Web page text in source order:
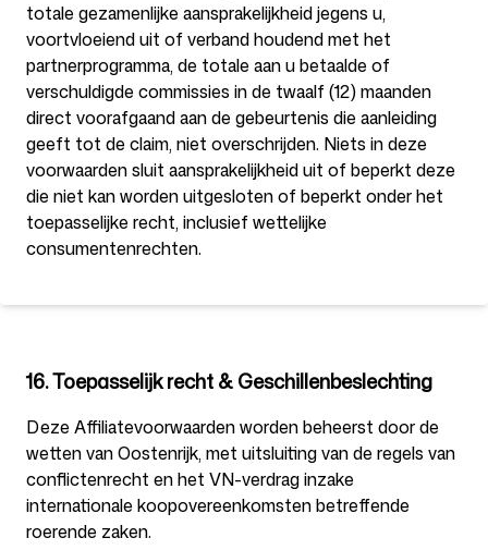
totale gezamenlijke aansprakelijkheid jegens u,
voortvloeiend uit of verband houdend met het
partnerprogramma, de totale aan u betaalde of
verschuldigde commissies in de twaalf (12) maanden
direct voorafgaand aan de gebeurtenis die aanleiding
geeft tot de claim, niet overschrijden. Niets in deze
voorwaarden sluit aansprakelijkheid uit of beperkt deze
die niet kan worden uitgesloten of beperkt onder het
toepasselijke recht, inclusief wettelijke
consumentenrechten.
16. Toepasselijk recht & Geschillenbeslechting
Deze Affiliatevoorwaarden worden beheerst door de
wetten van Oostenrijk, met uitsluiting van de regels van
conflictenrecht en het VN-verdrag inzake
internationale koopovereenkomsten betreffende
roerende zaken.